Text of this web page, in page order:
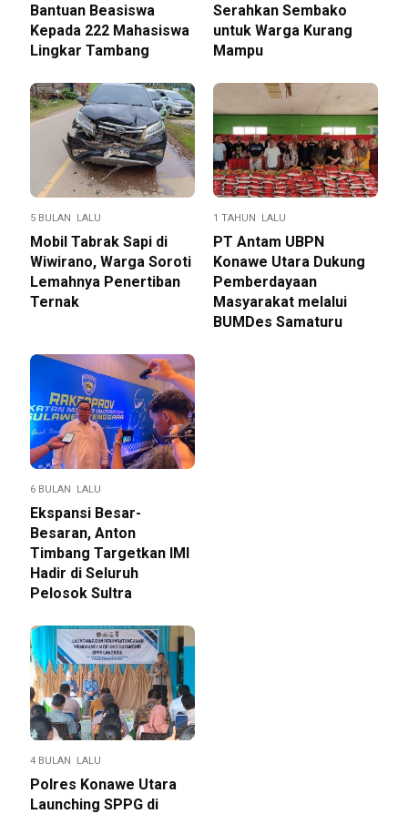
Bantuan Beasiswa
Kepada 222 Mahasiswa
Lingkar Tambang
Serahkan Sembako
untuk Warga Kurang
Mampu
5 BULAN LALU
Mobil Tabrak Sapi di
Wiwirano, Warga Soroti
Lemahnya Penertiban
Ternak
1 TAHUN LALU
PT Antam UBPN
Konawe Utara Dukung
Pemberdayaan
Masyarakat melalui
BUMDes Samaturu
6 BULAN LALU
Ekspansi Besar-
Besaran, Anton
Timbang Targetkan IMI
Hadir di Seluruh
Pelosok Sultra
4 BULAN LALU
Polres Konawe Utara
Launching SPPG di